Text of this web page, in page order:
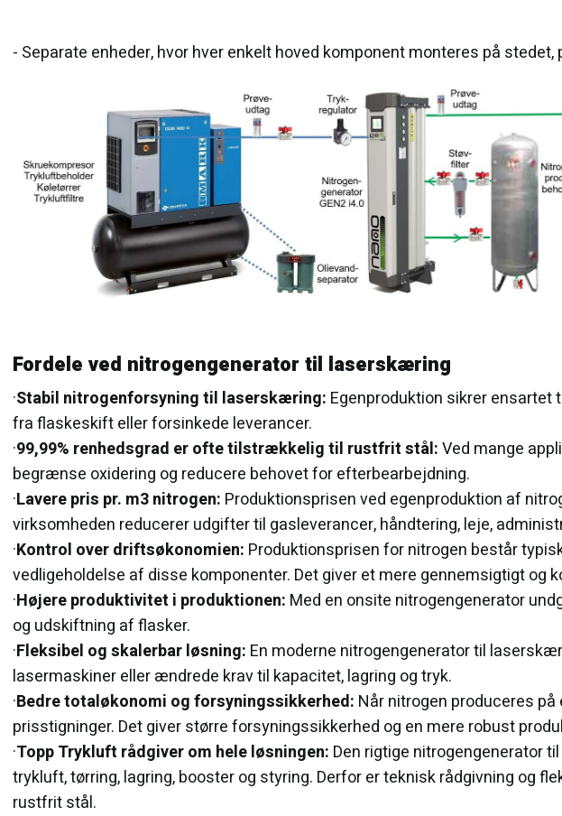
- Separate enheder, hvor hver enkelt hoved komponent monteres på
Fordele ved nitrogengenerator til laserskæring
·​Stabil nitrogenforsyning til laserskæring: Egenproduktion sikrer
fra flaskeskift eller forsinkede leverancer.
·​99,99% renhedsgrad er ofte tilstrækkelig til rustfrit stål:Ved mange
begrænse oxidering og reducere behovet for efterbearbejdning.
·​Lavere pris pr. m3 nitrogen: Produktionsprisen ved egenproduktion af
virksomheden reducerer udgifter til gasleverancer, håndtering, leje,
·​Kontrol over driftsøkonomien: Produktionsprisen for nitrogen består
vedligeholdelse af disse komponenter. Det giver et mere gennemsigtigt
·​Højere produktivitet i produktionen: Med en onsite nitrogengenerator
og udskiftning af flasker.
·​Fleksibel og skalerbar løsning: En moderne nitrogengenerator til
lasermaskiner eller ændrede krav til kapacitet, lagring og tryk.
·​Bedre totaløkonomi og forsyningssikkerhed: Når nitrogen produceres
prisstigninger. Det giver større forsyningssikkerhed og en mere robust
·​Topp Trykluft rådgiver om hele løsningen: Den rigtige nitrogengenerator
trykluft, tørring, lagring, booster og styring. Derfor er teknisk rådgivning og
rustfrit stål.